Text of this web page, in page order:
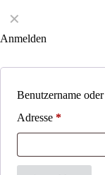
✕
Anmelden
Benutzername
Adresse *